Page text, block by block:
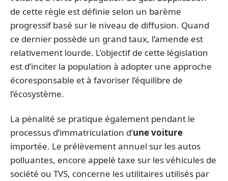
de cette règle est définie selon un barème
progressif basé sur le niveau de diffusion. Quand
ce dernier possède un grand taux, l’amende est
relativement lourde. L’objectif de cette législation
est d’inciter la population à adopter une approche
écoresponsable et à favoriser l’équilibre de
l’écosystème.
La pénalité se pratique également pendant le
processus d’immatriculation d’une voiture
importée. Le prélèvement annuel sur les autos
polluantes, encore appelé taxe sur les véhicules de
société ou TVS, concerne les utilitaires utilisés par